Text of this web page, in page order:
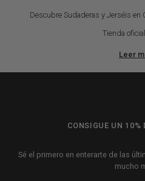
Descubre Sudaderas y Jerséis en
Tienda
Leer
CONSIGUE UN 10%
Sé el primero en enterarte de las
mucho